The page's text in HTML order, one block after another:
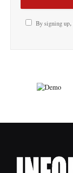
By signing up,